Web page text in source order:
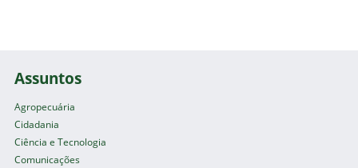
Assuntos
Agropecuária
Cidadania
Ciência e Tecnologia
Comunicações